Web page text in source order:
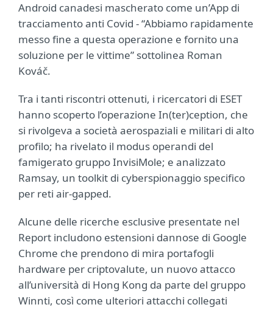
Android canadesi mascherato come un’App di
tracciamento anti Covid - “Abbiamo rapidamente
messo fine a questa operazione e fornito una
soluzione per le vittime” sottolinea Roman
Kováč.
Tra i tanti riscontri ottenuti, i ricercatori di ESET
hanno scoperto l’operazione In(ter)ception, che
si rivolgeva a società aerospaziali e militari di alto
profilo; ha rivelato il modus operandi del
famigerato gruppo InvisiMole; e analizzato
Ramsay, un toolkit di cyberspionaggio specifico
per reti air-gapped.
Alcune delle ricerche esclusive presentate nel
Report includono estensioni dannose di Google
Chrome che prendono di mira portafogli
hardware per criptovalute, un nuovo attacco
all’università di Hong Kong da parte del gruppo
Winnti, così come ulteriori attacchi collegati